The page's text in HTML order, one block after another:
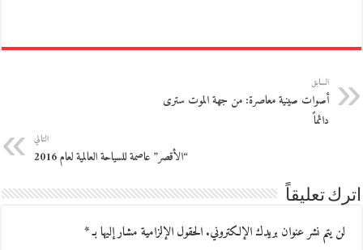
السابق
أصوات صينية معاصرة: من جهة الموت سترى
دائماً
التالي
“الأقصر” عاصمة للسياحة العالمية لعام 2016
اترك تعليقاً
لن يتم نشر عنوان بريدك الإلكتروني.الحقول الإلزامية مشار إليها بـ*